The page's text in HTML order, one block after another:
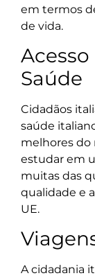
em termos
de vida.
Saúde
Cidadãos
saúde
melhores do
estudar em
muitas das
qualidade e
UE.
A cidadania